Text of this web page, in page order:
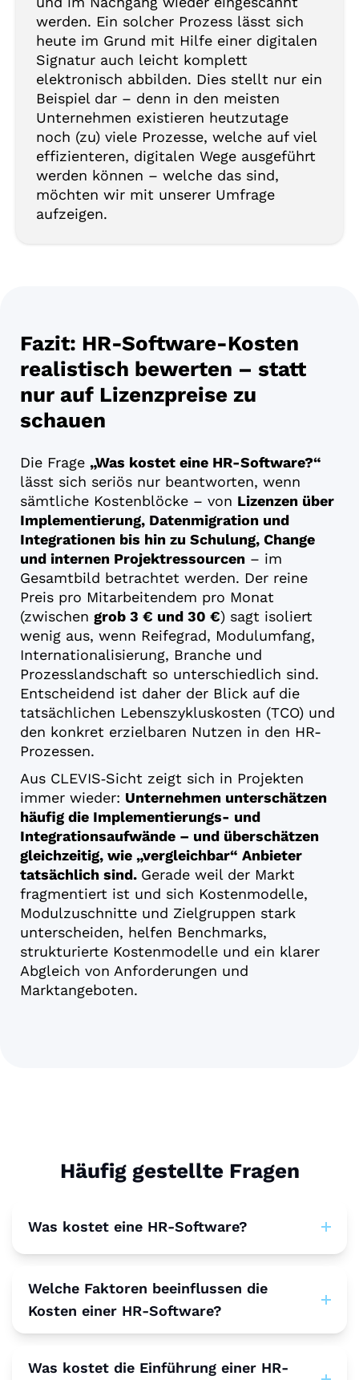
werden. Ein solcher Prozess lässt sich
heute im Grund mit Hilfe einer digitalen
Signatur auch leicht komplett
elektronisch abbilden. Dies stellt nur ein
Beispiel dar – denn in den meisten
Unternehmen existieren heutzutage
noch (zu) viele Prozesse, welche auf viel
effizienteren, digitalen Wege ausgeführt
werden können – welche das sind,
möchten wir mit unserer Umfrage
aufzeigen.
Fazit: HR-Software-Kosten
realistisch bewerten – statt
nur auf Lizenzpreise zu
schauen
Die Frage „Was kostet eine HR-Software?“
lässt sich seriös nur beantworten, wenn
sämtliche Kostenblöcke – von Lizenzen über
Implementierung, Datenmigration und
Integrationen bis hin zu Schulung, Change
und internen Projektressourcen – im
Gesamtbild betrachtet werden. Der reine
Preis pro Mitarbeitendem pro Monat
(zwischen grob 3 € und 30 €) sagt isoliert
wenig aus, wenn Reifegrad, Modulumfang,
Internationalisierung, Branche und
Prozesslandschaft so unterschiedlich sind.
Entscheidend ist daher der Blick auf die
tatsächlichen Lebenszykluskosten (TCO) und
den konkret erzielbaren Nutzen in den HR-
Prozessen.
Aus CLEVIS‑Sicht zeigt sich in Projekten
immer wieder: Unternehmen unterschätzen
häufig die Implementierungs- und
Integrationsaufwände – und überschätzen
gleichzeitig, wie „vergleichbar“ Anbieter
tatsächlich sind. Gerade weil der Markt
fragmentiert ist und sich Kostenmodelle,
Modulzuschnitte und Zielgruppen stark
unterscheiden, helfen Benchmarks,
strukturierte Kostenmodelle und ein klarer
Abgleich von Anforderungen und
Marktangeboten.
Häufig gestellte Fragen
Was kostet eine HR-Software?
Welche Faktoren beeinflussen die
Kosten einer HR-Software?
Was kostet die Einführung einer HR-